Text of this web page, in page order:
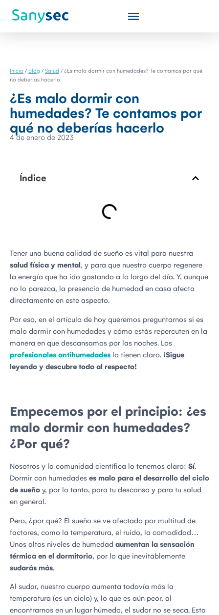
Inicio / Blog / Salud / ¿Es malo dormir con humedades? Te contamos por qué
no deberías hacerlo
¿Es malo dormir con
humedades? Te contamos por
qué no deberías hacerlo
4 de enero de 2023
Índice
Tener una buena calidad de sueño es vital para nuestra
salud física y mental , y para que nuestro cuerpo regenere
la energía que ha ido gastando a lo largo del día. Y, aunque
no lo parezca, la presencia de humedad en casa afecta
directamente en este aspecto.
Por eso, en el artículo de hoy queremos preguntarnos si es
malo dormir con humedades y cómo estás repercuten en la
manera en que descansamos por las noches. Los
profesionales antihumedades lo tienen claro. ¡Sigue
leyendo y descubre todo al respecto!
Empecemos por el principio: ¿es
malo dormir con humedades?
¿Por qué?
Nosotros y la comunidad científica lo tenemos claro: Sí.
Dormir con humedades es malo para el desarrollo del ciclo
de sueño y, por lo tanto, para tu descanso y para tu salud
en general.
Pero, ¿por qué? El sueño se ve afectado por multitud de
factores, como la temperatura, el ruido, la comodidad…
Unos altos niveles de humedad aumentan la sensación
térmica en el dormitorio, por lo que inevitablemente
sudarás más.
Al sudar, nuestro cuerpo aumenta todavía más la
temperatura (es un ciclo) y, lo que es aún peor, al
encontrarnos en un lugar húmedo, el sudor no se seca. Esta